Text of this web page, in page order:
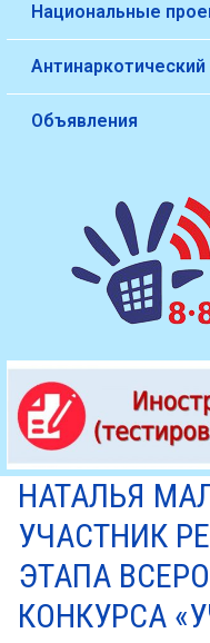
Национальные
Объявления
НАТАЛЬЯ
УЧАСТНИК
ЭТАПА
КОНКУРСА